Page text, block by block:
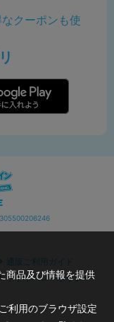
クーポンも使
通販ご利用ガイド
プライバシーポリシー
商品及び情報を提供
利用のブラウザ設定